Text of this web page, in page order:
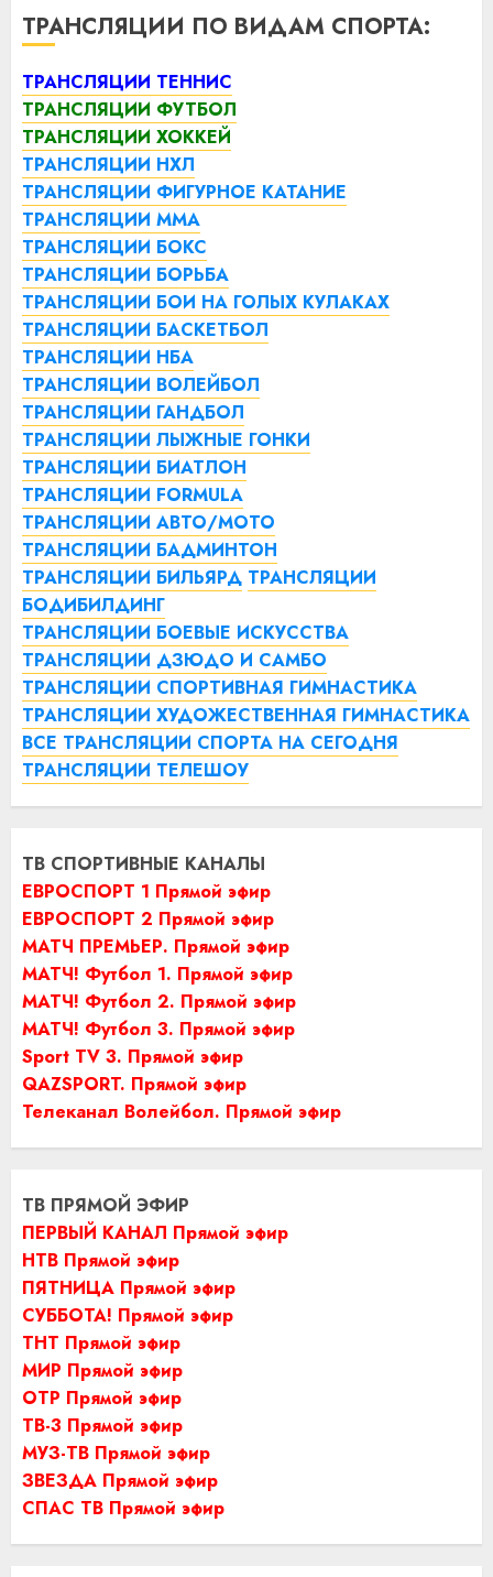
ТРАНСЛЯЦИИ ПО ВИДАМ СПОРТА:
ТРАНСЛЯЦИИ ТЕННИС
ТРАНСЛЯЦИИ ФУТБОЛ
ТРАНСЛЯЦИИ ХОККЕЙ
ТРАНСЛЯЦИИ НХЛ
ТРАНСЛЯЦИИ ФИГУРНОЕ КАТАНИЕ
ТРАНСЛЯЦИИ ММА
ТРАНСЛЯЦИИ БОКС
ТРАНСЛЯЦИИ БОРЬБА
ТРАНСЛЯЦИИ БОИ НА ГОЛЫХ КУЛАКАХ
ТРАНСЛЯЦИИ БАСКЕТБОЛ
ТРАНСЛЯЦИИ НБА
ТРАНСЛЯЦИИ ВОЛЕЙБОЛ
ТРАНСЛЯЦИИ ГАНДБОЛ
ТРАНСЛЯЦИИ ЛЫЖНЫЕ ГОНКИ
ТРАНСЛЯЦИИ БИАТЛОН
ТРАНСЛЯЦИИ FORMULA
ТРАНСЛЯЦИИ АВТО/МОТО
ТРАНСЛЯЦИИ БАДМИНТОН
ТРАНСЛЯЦИИ БИЛЬЯРД ТРАНСЛЯЦИИ
БОДИБИЛДИНГ
ТРАНСЛЯЦИИ БОЕВЫЕ ИСКУССТВА
ТРАНСЛЯЦИИ ДЗЮДО И САМБО
ТРАНСЛЯЦИИ СПОРТИВНАЯ ГИМНАСТИКА
ТРАНСЛЯЦИИ ХУДОЖЕСТВЕННАЯ ГИМНАСТИКА
ВСЕ ТРАНСЛЯЦИИ СПОРТА НА СЕГОДНЯ
ТРАНСЛЯЦИИ ТЕЛЕШОУ
ТВ СПОРТИВНЫЕ КАНАЛЫ
ЕВРОСПОРТ 1 Прямой эфир
ЕВРОСПОРТ 2 Прямой эфир
МАТЧ ПРЕМЬЕР. Прямой эфир
МАТЧ! Футбол 1. Прямой эфир
МАТЧ! Футбол 2. Прямой эфир
МАТЧ! Футбол 3. Прямой эфир
Sport TV 3. Прямой эфир
QAZSPORT. Прямой эфир
Телеканал Волейбол. Прямой эфир
ТВ ПРЯМОЙ ЭФИР
ПЕРВЫЙ КАНАЛ Прямой эфир
НТВ Прямой эфир
ПЯТНИЦА Прямой эфир
СУББОТА! Прямой эфир
ТНТ Прямой эфир
МИР Прямой эфир
ОТР Прямой эфир
ТВ-3 Прямой эфир
МУЗ-ТВ Прямой эфир
ЗВЕЗДА Прямой эфир
СПАС ТВ Прямой эфир